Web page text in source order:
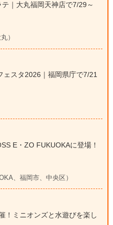
｜大丸福岡天神店で7/29～
）
ェスタ2026｜福岡県庁で7/21
E・ZO FUKUOKAに登場！
、福岡市、中央区）
！ミニオンズと水遊びを楽し